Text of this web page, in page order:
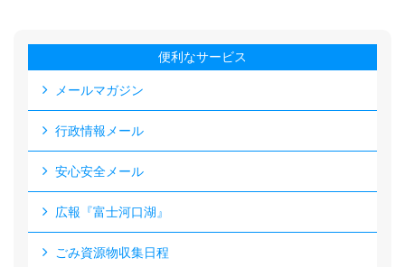
便利なサービス
メールマガジン
行政情報メール
安心安全メール
広報『富士河口湖』
ごみ資源物収集日程